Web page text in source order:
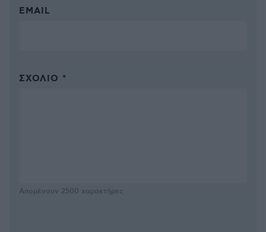
EMAIL
ΣΧΌΛΙΟ *
Απομένουν 2500 χαρακτήρες